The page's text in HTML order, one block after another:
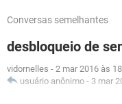
Conversas semelhantes
desbloqueio de
vidornelles - 2 mar 2016 às
usuário anônimo - 3 mar